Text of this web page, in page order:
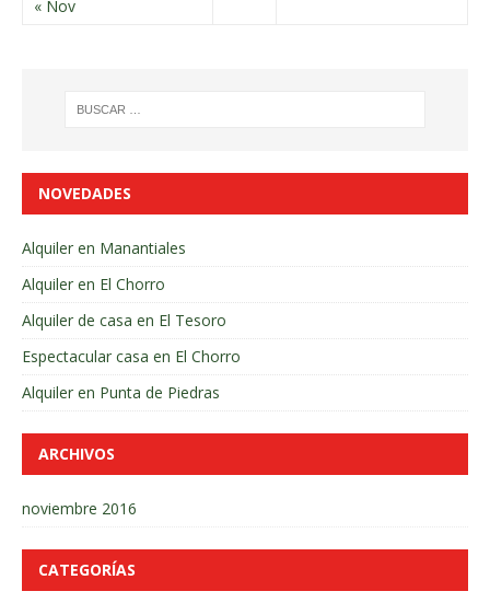
« Nov
NOVEDADES
Alquiler en Manantiales
Alquiler en El Chorro
Alquiler de casa en El Tesoro
Espectacular casa en El Chorro
Alquiler en Punta de Piedras
ARCHIVOS
noviembre 2016
CATEGORÍAS